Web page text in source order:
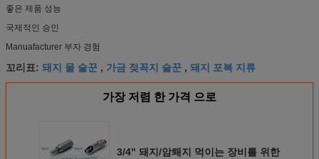
좋은 제품 성능
국제적인 승인
Manuafacturer 부자 경험
꼬리표: 돼지 물 술꾼 , 가금 젖꼭지 술꾼 , 돼지 포복 지류
가장 저렴 한 가격 으로
3/4" 돼지/암퇘지 먹이는 장비를 위한